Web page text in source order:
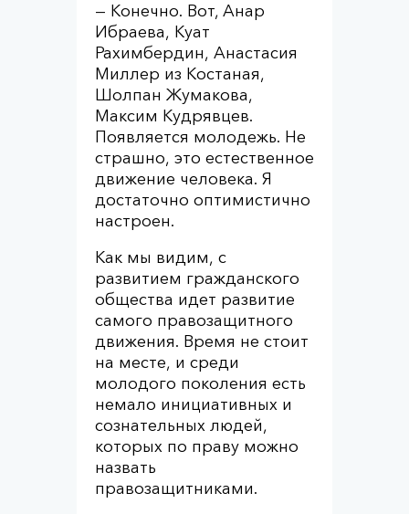
— Конечно. Вот, Анар
Ибраева, Куат
Рахимбердин, Анастасия
Миллер из Костаная,
Шолпан Жумакова,
Максим Кудрявцев.
Появляется молодежь. Не
страшно, это естественное
движение человека. Я
достаточно оптимистично
настроен.
Как мы видим, с
развитием гражданского
общества идет развитие
самого правозащитного
движения. Время не стоит
на месте, и среди
молодого поколения есть
немало инициативных и
сознательных людей,
которых по праву можно
назвать
правозащитниками.